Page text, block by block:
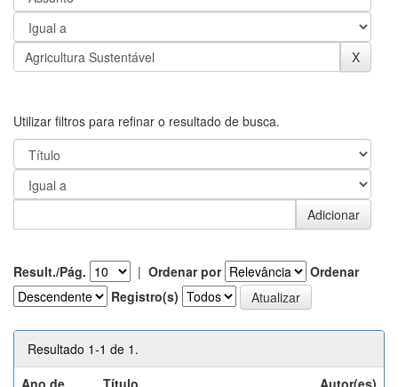
Utilizar filtros para refinar o resultado de busca.
Result./Pág. | Ordenar por
Ordenar
Registro(s)
Resultado 1-1 de 1.
Ano de
Título Autor(es)